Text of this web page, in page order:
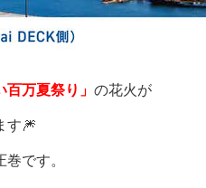
百万夏祭り」 の花火が
す🎆
です。